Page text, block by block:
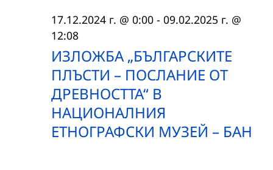
ИЗЛОЖБА „БЪЛГАРСКИТЕ
ПЛЪСТИ – ПОСЛАНИЕ ОТ
ДРЕВНОСТТА“ В
НАЦИОНАЛНИЯ
ЕТНОГРАФСКИ МУЗЕЙ – БАН
17.12.2024 г. @ 0:00 - 09.02.2025 г. @
12:08